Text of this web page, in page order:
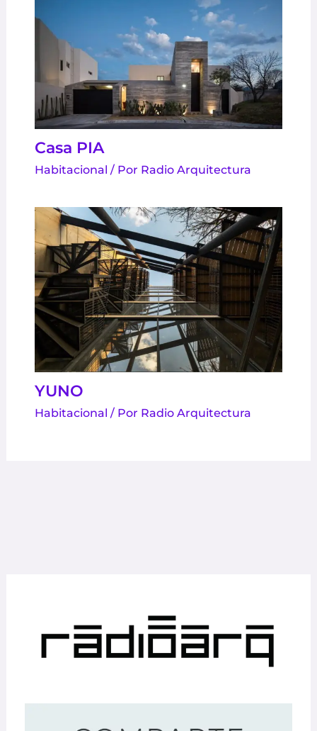
Casa PIA
Habitacional / Por Radio Arquitectura
YUNO
Habitacional / Por Radio Arquitectura